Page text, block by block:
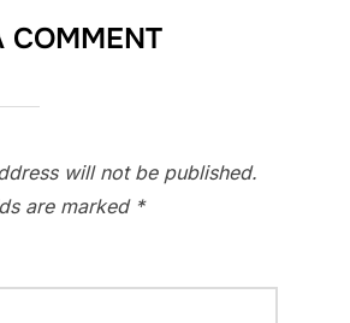
COMMENT
will not be published.
are marked *